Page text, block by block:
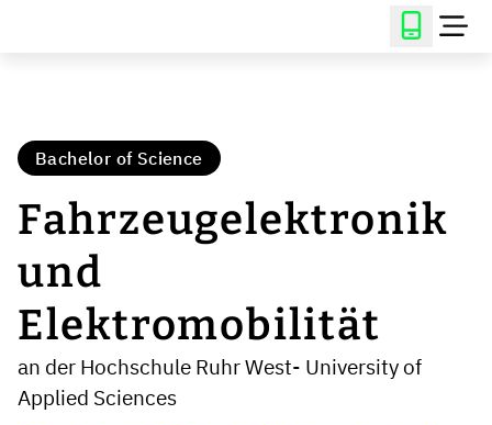
Bachelor of Science
Fahrzeugelektronik
und
Elektromobilität
an der Hochschule Ruhr West- University of
Applied Sciences